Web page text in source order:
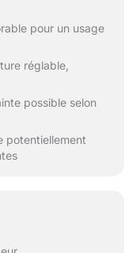
pour un usage
réglable,
possible selon
potentiellement